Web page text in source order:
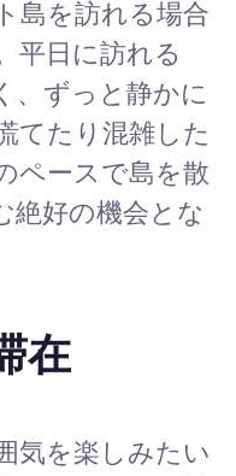
島を訪れる場合
平日に訪れる
、ずっと静かに
てたり混雑した
ペースで島を散
絶好の機会とな
在
気を楽しみたい